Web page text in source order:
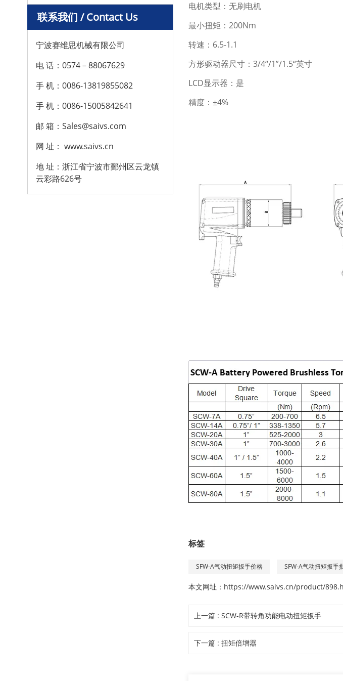
联系我们 / Contact Us
宁波赛维思机械有限公司
电 话：0574－88067629
手 机：0086-13819855082
手 机：0086-15005842641
邮 箱：Sales@saivs.com
网 址： www.saivs.cn
地 址：浙江省宁波市鄞州区云龙镇
云彩路626号
电机类型：无刷电机
最小扭矩：200Nm
转速：6.5-1.1
方形驱动器尺寸：3/4“/1”/1.5“英寸
LCD显示器：是
精度：±4%
标签
SFW-A气动扭矩扳手价格 SFW-A气动扭矩扳手
本文网址： https://www.saivs.cn/product/
上一篇 : SCW-R带转角功能电动扭矩扳手
下一篇 : 扭矩倍增器